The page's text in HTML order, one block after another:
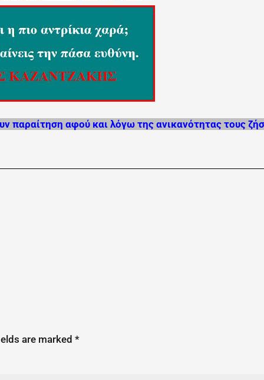
παραίτηση αφού και λόγω της ανικανότητας τους
are marked *